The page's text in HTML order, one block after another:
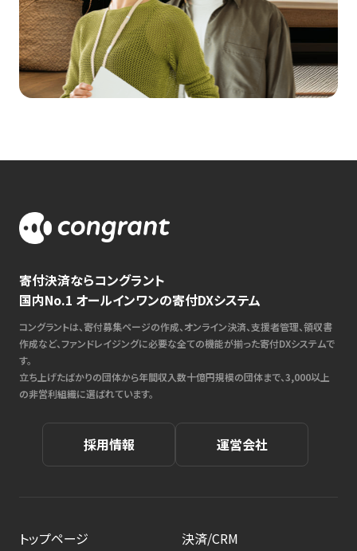
寄付決済ならコングラント
国内No.1 オールインワンの寄付DXシステム
コングラントは、寄付募集ページの作成、オンライン決済、支援者管理、領収書
作成など、ファンドレイジングに必要な全ての機能が揃った寄付DXシステムで
す。
立ち上げたばかりの団体から年間収入数十億円規模の団体まで、3,000以上
の非営利組織に選ばれています。
採用情報 運営会社
トップページ
決済/CRM